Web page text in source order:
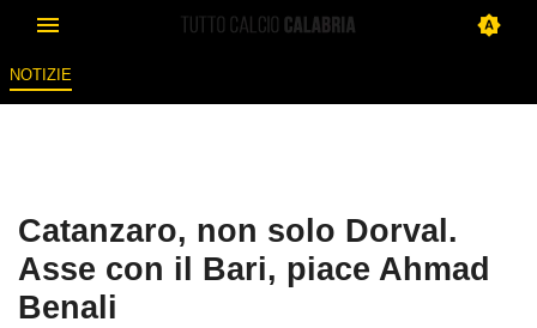
NOTIZIE
Catanzaro, non solo Dorval.
Asse con il Bari, piace Ahmad
Benali